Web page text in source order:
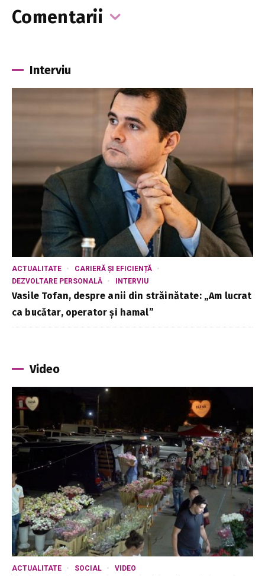
Comentarii
Interviu
ACTUALITATE
CARIERĂ ȘI EFICIENȚĂ
DEZVOLTARE PERSONALĂ
INTERVIU
Vasile Tofan, despre anii din străinătate: „Am lucrat
ca bucătar, operator și hamal”
Video
ACTUALITATE SOCIAL VIDEO